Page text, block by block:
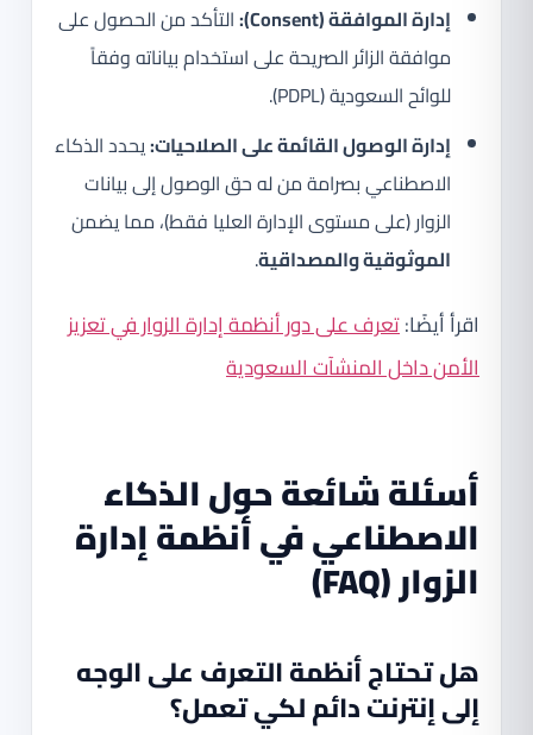
إدارة الموافقة (Consent):
التأكد من الحصول على
موافقة الزائر الصريحة على استخدام بياناته وفقاً
للوائح السعودية (PDPL).
إدارة الوصول القائمة على الصلاحيات:يحدد الذكاء
الاصطناعي بصرامة من له حق الوصول إلى بيانات
الزوار (على مستوى الإدارة العليا فقط)، مما يضمن
الموثوقية والمصداقية.
اقرأ أيضًا:تعرف على دور أنظمة إدارة الزوار في تعزيز
الأمن داخل المنشآت السعودية
أسئلة شائعة حول الذكاء
الاصطناعي في أنظمة إدارة
الزوار (FAQ)
هل تحتاج أنظمة التعرف على الوجه
إلى إنترنت دائم لكي تعمل؟